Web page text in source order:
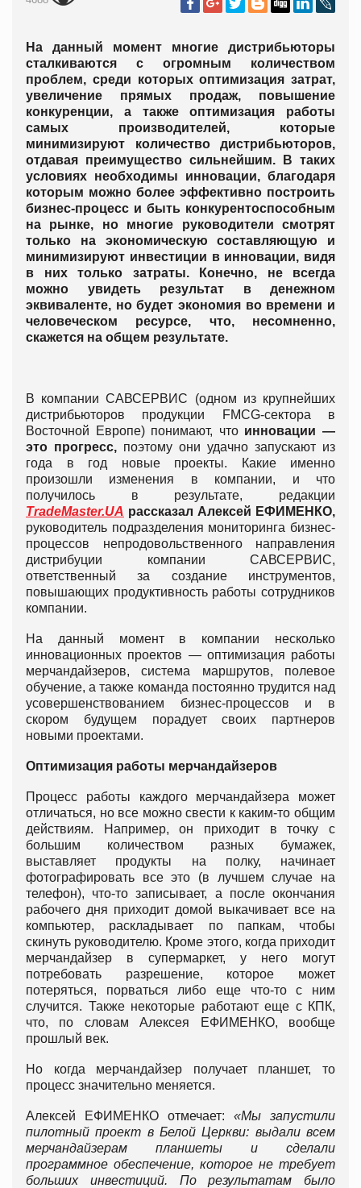
На данный момент многие дистрибьюторы
сталкиваются с огромным количеством
проблем, среди которых оптимизация затрат,
увеличение прямых продаж, повышение
конкуренции, а также оптимизация работы
самых производителей, которые
минимизируют количество дистрибьюторов,
отдавая преимущество сильнейшим. В таких
условиях необходимы инновации, благодаря
которым можно более эффективно построить
бизнес-процесс и быть конкурентоспособным
на рынке, но многие руководители смотрят
только на экономическую составляющую и
минимизируют инвестиции в инновации, видя
в них только затраты. Конечно, не всегда
можно увидеть результат в денежном
эквиваленте, но будет экономия во времени и
человеческом ресурсе, что, несомненно,
скажется на общем результате.
В компании САВСЕРВИС (одном из крупнейших
дистрибьюторов продукции FMCG-сектора в
Восточной Европе) понимают, что инновации —
это прогресс, поэтому они удачно запускают из
года в год новые проекты. Какие именно
произошли изменения в компании, и что
получилось в результате, редакции
TradeMaster.UA рассказал Алексей ЕФИМЕНКО,
руководитель подразделения мониторинга бизнес-
процессов непродовольственного направления
дистрибуции компании САВСЕРВИС,
ответственный за создание инструментов,
повышающих продуктивность работы сотрудников
компании.
На данный момент в компании несколько
инновационных проектов — оптимизация работы
мерчандайзеров, система маршрутов, полевое
обучение, а также команда постоянно трудится над
усовершенствованием бизнес-процессов и в
скором будущем порадует своих партнеров
новыми проектами.
Оптимизация работы мерчандайзеров
Процесс работы каждого мерчандайзера может
отличаться, но все можно свести к каким-то общим
действиям. Например, он приходит в точку с
большим количеством разных бумажек,
выставляет продукты на полку, начинает
фотографировать все это (в лучшем случае на
телефон), что-то записывает, а после окончания
рабочего дня приходит домой выкачивает все на
компьютер, раскладывает по папкам, чтобы
скинуть руководителю. Кроме этого, когда приходит
мерчандайзер в супермаркет, у него могут
потребовать разрешение, которое может
потеряться, порваться либо еще что-то с ним
случится. Также некоторые работают еще с КПК,
что, по словам Алексея ЕФИМЕНКО, вообще
прошлый век.
Но когда мерчандайзер получает планшет, то
процесс значительно меняется.
Алексей ЕФИМЕНКО отмечает: «Мы запустили
пилотный проект в Белой Церкви: выдали всем
мерчандайзерам планшеты и сделали
программное обеспечение, которое не требует
больших инвестиций. По результатам было